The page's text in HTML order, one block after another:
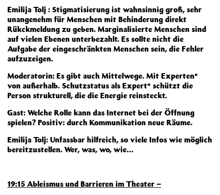
Emilija Tolj : Stigmatisierung ist wahnsinnig groß, sehr
unangenehm für Menschen mit Behinderung direkt
Rükckmeldung zu geben. Marginalisierte Menschen sind
auf vielen Ebenen unterbezahlt. Es sollte nicht die
Aufgabe der eingeschränkten Menschen sein, die Fehler
aufzuzeigen.
Moderatorin: Es gibt auch Mittelwege. Mit Experten*
von außerhalb. Schutzstatus als Expert* schützt die
Person strukturell, die die Energie reinsteckt.
Gast: Welche Rolle kann das Internet bei der Öffnung
spielen? Positiv: durch Kommunikation neue Räume.
Emilija Tolj: Unfassbar hilfreich, so viele Infos wie möglich
bereitzustellen. Wer, was, wo, wie…
19:15 Ableismus und Barrieren im Theater –